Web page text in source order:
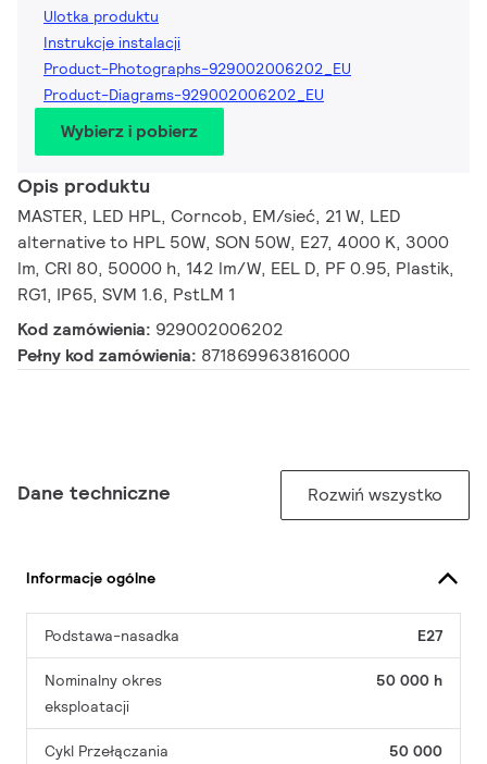
Ulotka produktu
Instrukcje instalacji
Product-Photographs-929002006202_EU
Product-Diagrams-929002006202_EU
Wybierz i pobierz
Opis produktu
MASTER, LED HPL, Corncob, EM/sieć, 21 W, LED
alternative to HPL 50W, SON 50W, E27, 4000 K, 3000
lm, CRI 80, 50000 h, 142 lm/W, EEL D, PF 0.95, Plastik,
RG1, IP65, SVM 1.6, PstLM 1
Kod zamówienia: 929002006202
Pełny kod zamówienia: 871869963816000
Dane techniczne Rozwiń wszystko
Informacje ogólne
Podstawa-nasadka E27
Nominalny okres
eksploatacji
50 000 h
Cykl Przełączania 50 000